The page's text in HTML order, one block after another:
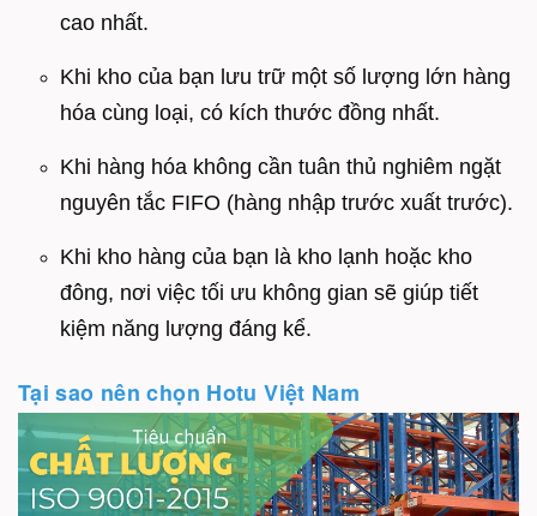
cao nhất.
Khi kho của bạn lưu trữ một số lượng lớn hàng
hóa cùng loại, có kích thước đồng nhất.
Khi hàng hóa không cần tuân thủ nghiêm ngặt
nguyên tắc FIFO (hàng nhập trước xuất trước).
Khi kho hàng của bạn là kho lạnh hoặc kho
đông, nơi việc tối ưu không gian sẽ giúp tiết
kiệm năng lượng đáng kể.
Tại sao nên chọn Hotu Việt Nam